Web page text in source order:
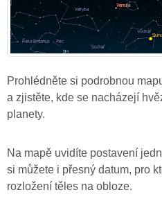
Prohlédněte si podrobnou
a zjistěte, kde se nacházejí
planety.
Na mapě uvidíte postavení
si můžete i přesný datum, pro
rozložení těles na obloze.